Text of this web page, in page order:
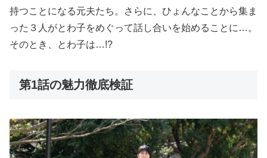
持つことになる元夫たち。さらに、ひょんなことから集ま
った３人がとわ子をめぐって話し合いを始めることに…。
そのとき、とわ子は…!?
第1話の魅力徹底検証